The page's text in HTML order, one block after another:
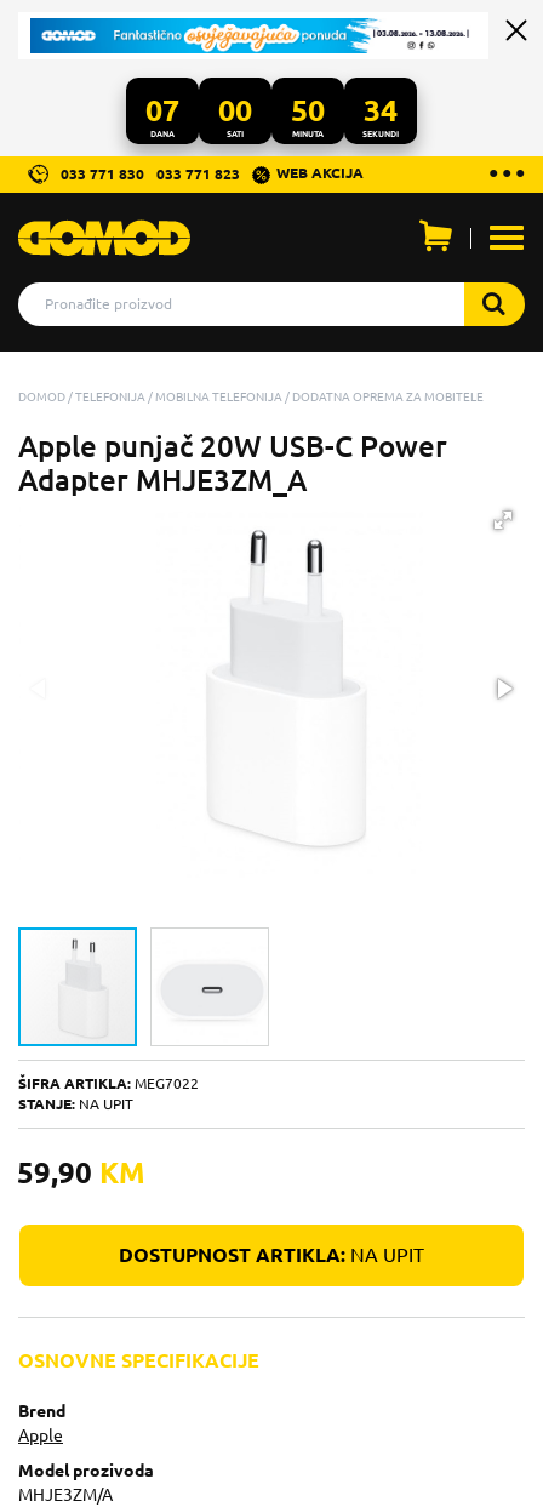
07
DANA
00
SATI
50
MINUTA
33
SEKUNDI
...
● ● ●
033 771 830 033 771 823 WEB AKCIJA
DOMOD TELEFONIJA MOBILNA TELEFONIJA DODATNA OPREMA ZA MOBITELE
Apple punjač 20W USB-C Power
Adapter MHJE3ZM_A
ŠIFRA ARTIKLA: MEG7022
STANJE: NA UPIT
59,90 KM
DOSTUPNOST ARTIKLA: NA UPIT
OSNOVNE SPECIFIKACIJE
Brend
Apple
Model prozivoda
MHJE3ZM/A